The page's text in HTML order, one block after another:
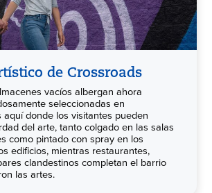
de Crossroads
vacíos albergan ahora
seleccionadas en
aquí donde los visitantes pueden
del arte, tanto colgado en las salas
como pintado con spray en los
edificios, mientras restaurantes,
clandestinos completan el barrio
las artes.